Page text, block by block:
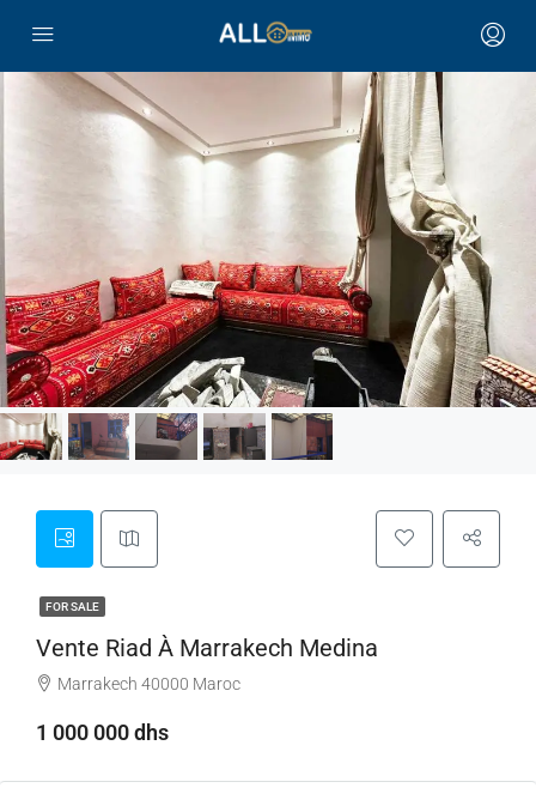
FOR SALE
Vente Riad À Marrakech Medina
Marrakech 40000 Maroc
1 000 000 dhs